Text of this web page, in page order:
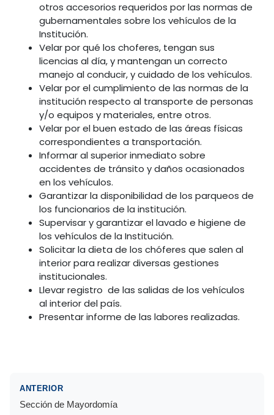
otros accesorios requeridos por las normas de
gubernamentales sobre los vehículos de la
Institución.
Velar por qué los choferes, tengan sus
licencias al día, y mantengan un correcto
manejo al conducir, y cuidado de los vehículos.
Velar por el cumplimiento de las normas de la
institución respecto al transporte de personas
y/o equipos y materiales, entre otros.
Velar por el buen estado de las áreas físicas
correspondientes a transportación.
Informar al superior inmediato sobre
accidentes de tránsito y daños ocasionados
en los vehículos.
Garantizar la disponibilidad de los parqueos de
los funcionarios de la institución.
Supervisar y garantizar el lavado e higiene de
los vehículos de la Institución.
Solicitar la dieta de los chóferes que salen al
interior para realizar diversas gestiones
institucionales.
Llevar registro de las salidas de los vehículos
al interior del país.
Presentar informe de las labores realizadas.
ANTERIOR
Sección de Mayordomía